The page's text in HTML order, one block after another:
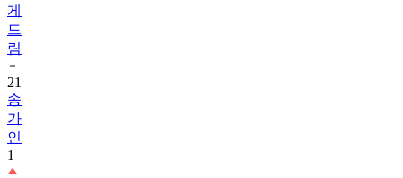
게
드
림
21
송
가
인
1